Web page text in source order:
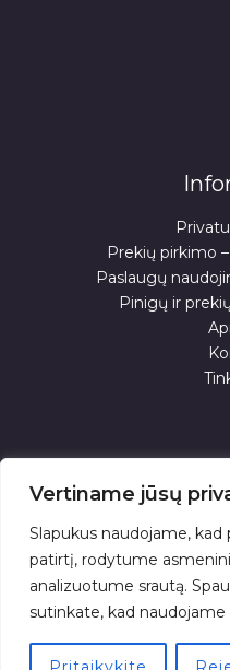
Vertiname jūsų
Slapukus naudojame,
patirtį, rodytume
analizuotume srautą.
sutinkate, kad naudojame
Prekių pirkimo
Paslaugų
Pinigų ir
© 2026 .